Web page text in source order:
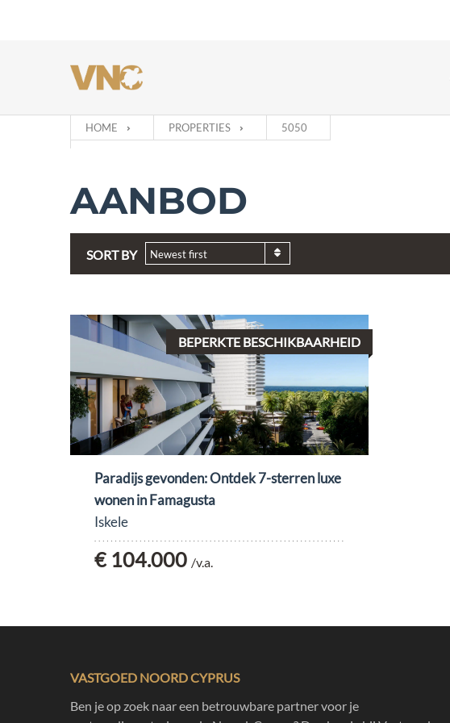
HOME PROPERTIES 5050
AANBOD
SORT BY Newest first
BEPERKTE BESCHIKBAARHEID
Paradijs gevonden: Ontdek 7-sterren luxe
wonen in Famagusta
Iskele
€ 104.000 /v.a.
VASTGOED NOORD CYPRUS
Ben je op zoek naar een betrouwbare partner voor je